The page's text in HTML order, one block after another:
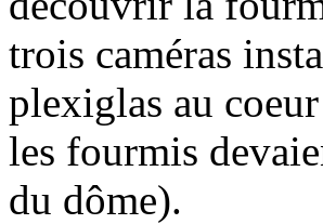
trois caméras
plexiglas au
les fourmis
du dôme).